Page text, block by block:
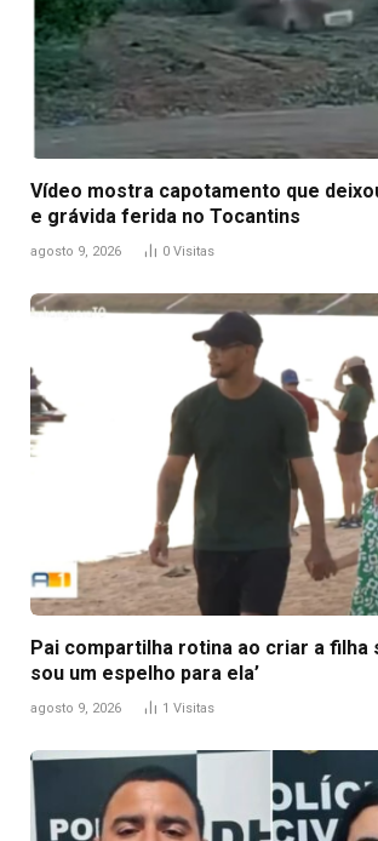
Vídeo mostra capotamento que
e grávida ferida no Tocantins
agosto 9, 2026 0 Visitas
Pai compartilha rotina ao criar a filha
sou um espelho para ela’
agosto 9, 2026 1 Visitas